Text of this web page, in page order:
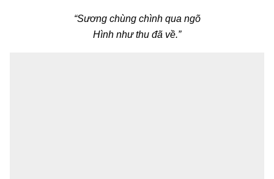
“Sương chùng chình qua ngõ
Hình như thu đã về.”